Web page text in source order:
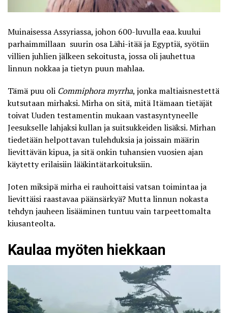
Muinaisessa Assyriassa, johon 600-luvulla eaa. kuului
parhaimmillaan suurin osa Lähi-itää ja Egyptiä, syötiin
villien juhlien jälkeen sekoitusta, jossa olijauhettua
linnun nokkaa ja tietyn puun mahlaa.
Tämä puu oli Commiphora myrrha, jonka maltiaisnestettä
kutsutaan mirhaksi. Mirha on sitä, mitä Itämaan tietäjät
toivat Uuden testamentin mukaan vastasyntyneelle
Jeesukselle lahjaksi kullan ja suitsukkeiden lisäksi. Mirhan
tiedetään helpottavan tulehduksia ja joissain määrin
lievittävän kipua, ja sitä onkin tuhansien vuosien ajan
käytetty erilaisiin lääkintätarkoituksiin.
Joten miksipä mirha ei rauhoittaisi vatsan toimintaa ja
lievittäisi raastavaa päänsärkyä? Mutta linnun nokasta
tehdyn jauheen lisääminen tuntuu vain tarpeettomalta
kiusanteolta.
Kaulaa myöten hiekkaan